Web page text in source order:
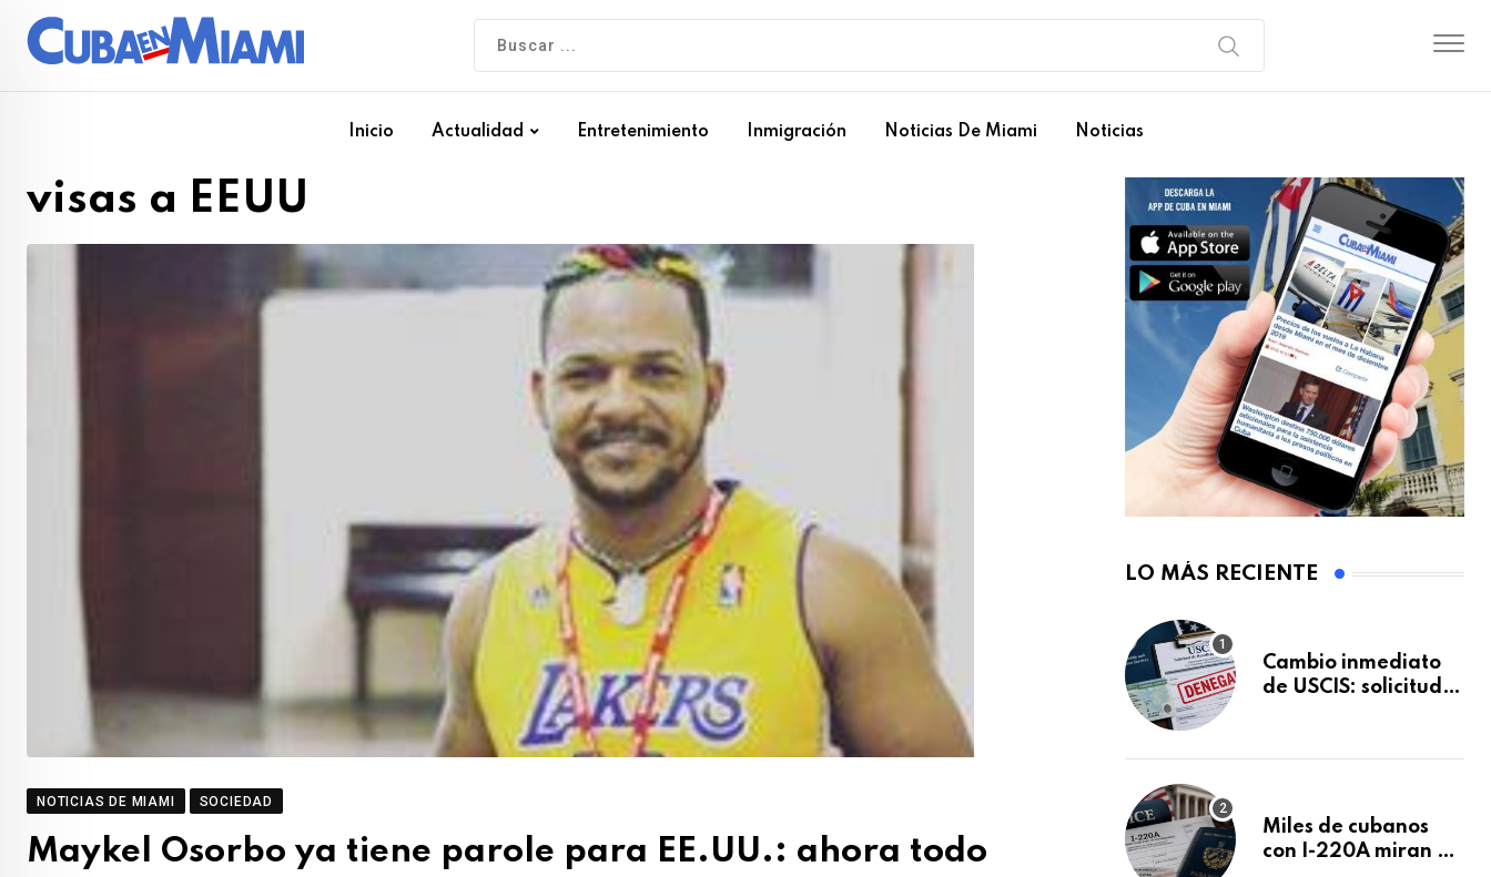
Inicio Actualidad Entretenimiento Inmigración Noticias De Miami Noticias
visas a EEUU
NOTICIAS DE MIAMI SOCIEDAD
Maykel Osorbo ya tiene parole para EE.UU.: ahora todo
LO MÁS RECIENTE
Cambio inmediato
de USCIS: solicitudes
sin previo aviso
Miles de cubanos
con I-220A miran al